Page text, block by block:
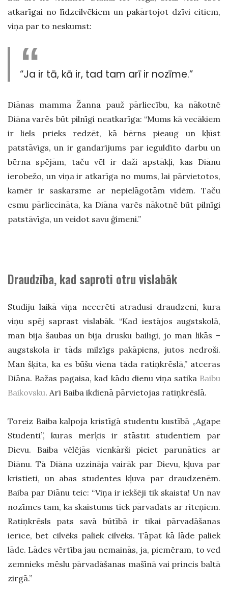
atkarīgai no līdzcilvēkiem un pakārtojot dzīvi citiem,
viņa par to neskumst:
“Ja ir tā, kā ir, tad tam arī ir nozīme.”
Diānas mamma Žanna pauž pārliecību, ka nākotnē
Diāna varēs būt pilnīgi neatkarīga: “Mums kā vecākiem
ir liels prieks redzēt, kā bērns pieaug un kļūst
patstāvīgs, un ir gandarījums par ieguldīto darbu un
bērna spējām, taču vēl ir daži apstākļi, kas Diānu
ierobežo, un viņa ir atkarīga no mums, lai pārvietotos,
kamēr ir saskarsme ar nepielāgotām vidēm. Taču
esmu pārliecināta, ka Diāna varēs nākotnē būt pilnīgi
patstāvīga, un veidot savu ģimeni.”
Draudzība, kad saproti otru vislabāk
Studiju laikā viņa necerēti atradusi draudzeni, kura
viņu spēj saprast vislabāk. “Kad iestājos augstskolā,
man bija šaubas un bija drusku bailīgi, jo man likās –
augstskola ir tāds milzīgs pakāpiens, jutos nedroši.
Man šķita, ka es būšu viena tāda ratiņkrēslā,” atceras
Diāna. Bažas pagaisa, kad kādu dienu viņa satika Baibu
Baikovsku. Arī Baiba ikdienā pārvietojas ratiņkrēslā.
Toreiz Baiba kalpoja kristīgā studentu kustībā „Agape
Studenti”, kuras mērķis ir stāstīt studentiem par
Dievu. Baiba vēlējās vienkārši pieiet parunāties ar
Diānu. Tā Diāna uzzināja vairāk par Dievu, kļuva par
kristieti, un abas studentes kļuva par draudzenēm.
Baiba par Diānu teic: “Viņa ir iekšēji tik skaista! Un nav
nozīmes tam, ka skaistums tiek pārvadāts ar riteņiem.
Ratiņkrēsls pats savā būtībā ir tikai pārvadāšanas
ierīce, bet cilvēks paliek cilvēks. Tāpat kā lāde paliek
lāde. Lādes vērtība jau nemainās, ja, piemēram, to ved
zemnieks mēslu pārvadāšanas mašīnā vai princis baltā
zirgā.”